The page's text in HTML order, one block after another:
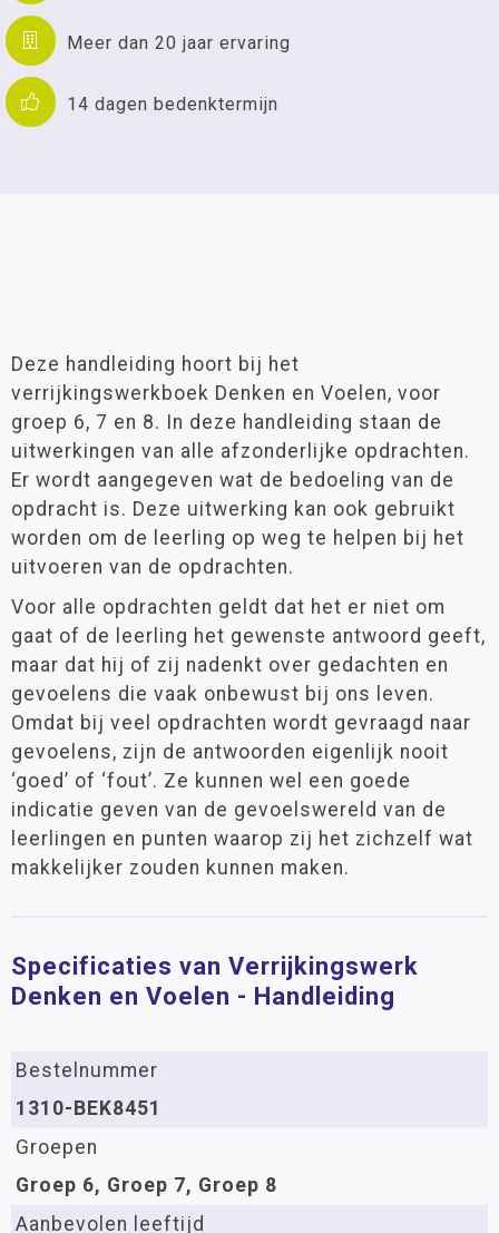
Meer dan 20 jaar ervaring
14 dagen bedenktermijn
Deze handleiding hoort bij het
verrijkingswerkboek Denken en Voelen, voor
groep 6, 7 en 8. In deze handleiding staan de
uitwerkingen van alle afzonderlijke opdrachten.
Er wordt aangegeven wat de bedoeling van de
opdracht is. Deze uitwerking kan ook gebruikt
worden om de leerling op weg te helpen bij het
uitvoeren van de opdrachten.
Voor alle opdrachten geldt dat het er niet om
gaat of de leerling het gewenste antwoord geeft,
maar dat hij of zij nadenkt over gedachten en
gevoelens die vaak onbewust bij ons leven.
Omdat bij veel opdrachten wordt gevraagd naar
gevoelens, zijn de antwoorden eigenlijk nooit
‘goed’ of ‘fout’. Ze kunnen wel een goede
indicatie geven van de gevoelswereld van de
leerlingen en punten waarop zij het zichzelf wat
makkelijker zouden kunnen maken.
Specificaties van Verrijkingswerk
Denken en Voelen - Handleiding
Bestelnummer
1310-BEK8451
Groepen
Groep 6, Groep 7, Groep 8
Aanbevolen leeftijd